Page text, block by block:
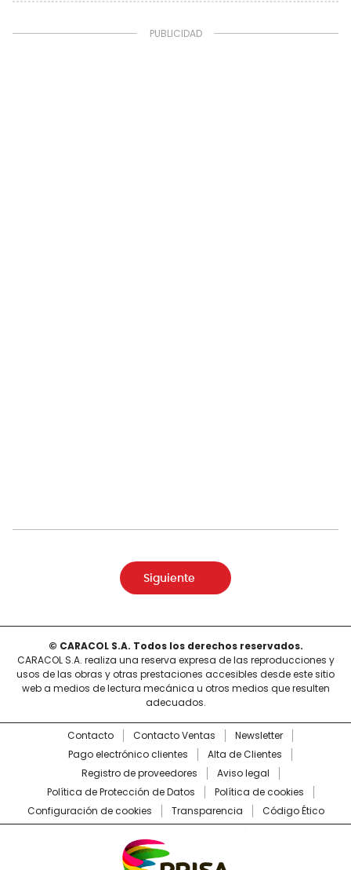
Siguiente
© CARACOL S.A. Todos los derechos reservados.
CARACOL S.A. realiza una reserva expresa de las reproducciones y
usos de las obras y otras prestaciones accesibles desde este sitio
web a medios de lectura mecánica u otros medios que resulten
adecuados.
Contacto Contacto Ventas
Newsletter
Pago electrónico clientes
Alta de Clientes
Registro de proveedores
Aviso legal
Política de Protección de Datos
Política de cookies
Configuración de cookies
Transparencia Código Ético